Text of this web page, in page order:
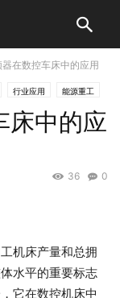
在数控车床中的应用
行业应用 能源重工
床中的应
0
36
机床产量和总拥
水平的重要标志
它在数控机床中